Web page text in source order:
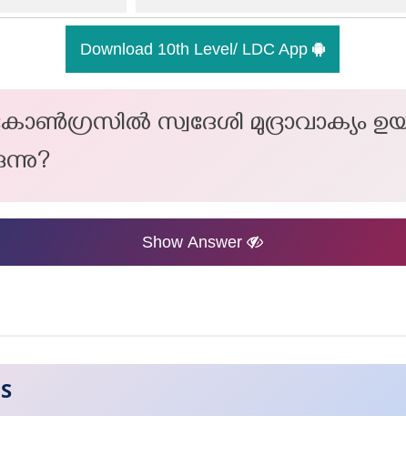
Download 10th Level/ LDC App
സ്വദേശി മുദ്രാവാക്യം
Show Answer